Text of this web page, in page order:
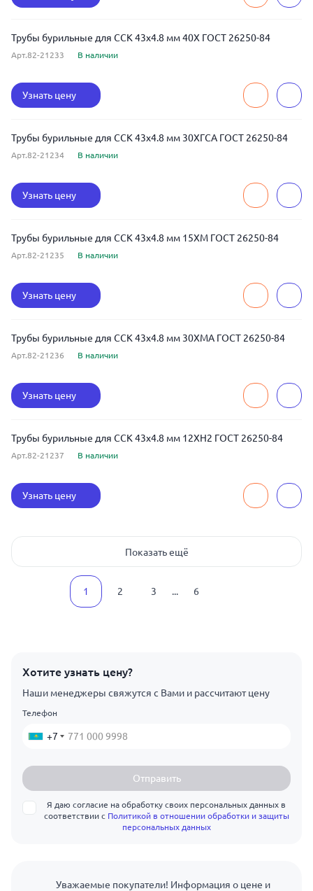
Трубы бурильные для ССК 43x4.8 мм 40Х ГОСТ 26250-84
Арт.82-21233 В наличии
Узнать цену
Трубы бурильные для ССК 43x4.8 мм 30ХГСА ГОСТ 26250-84
Арт.82-21234 В наличии
Узнать цену
Трубы бурильные для ССК 43x4.8 мм 15ХМ ГОСТ 26250-84
Арт.82-21235 В наличии
Узнать цену
Трубы бурильные для ССК 43x4.8 мм 30ХМА ГОСТ 26250-84
Арт.82-21236 В наличии
Узнать цену
Трубы бурильные для ССК 43x4.8 мм 12ХН2 ГОСТ 26250-84
Арт.82-21237 В наличии
Узнать цену
Показать ещё
1 2 3 ... 6
Хотите узнать цену?
Наши менеджеры свяжутся с Вами и рассчитают цену
Телефон
+7
Отправить
Я даю согласие на обработку своих персональных данных в
соответствии с Политикой в отношении обработки и защиты
персональных данных
Уважаемые покупатели! Информация о цене и